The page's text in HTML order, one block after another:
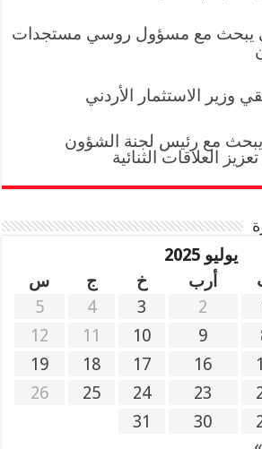
يبحث مع مسؤول روسي مستجدات
وزير الاستثمار الأردني
يبحث مع رئيس لجنة الشؤون
العلاقات الثنائية
يوليو 2025
أرب خ ج
س
2
3
4
5
9
10
11
12
16
17
18
19
23
24
25
26
30
31